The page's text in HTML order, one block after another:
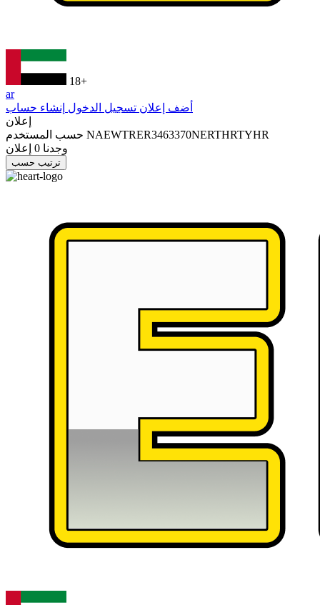
18+
ar
أضف إعلان تسجيل الدخول إنشاء حساب
إعلان
NAEWTRER3463370NERTHRTYHR
وجدنا 0 إعلان
ترتيب حسب